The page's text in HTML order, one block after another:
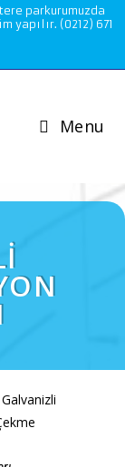
parkurumuzda
(0212) 671
Menu